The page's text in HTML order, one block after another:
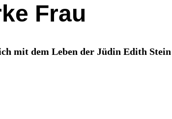
Frau
mit dem Leben der Jüdin Edith Stein